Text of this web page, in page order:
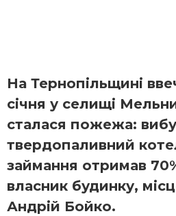
На Тернопільщині
січня у селищі
сталася пожежа:
твердопаливний
займання отримав
власник будинку,
Андрій Бойко.